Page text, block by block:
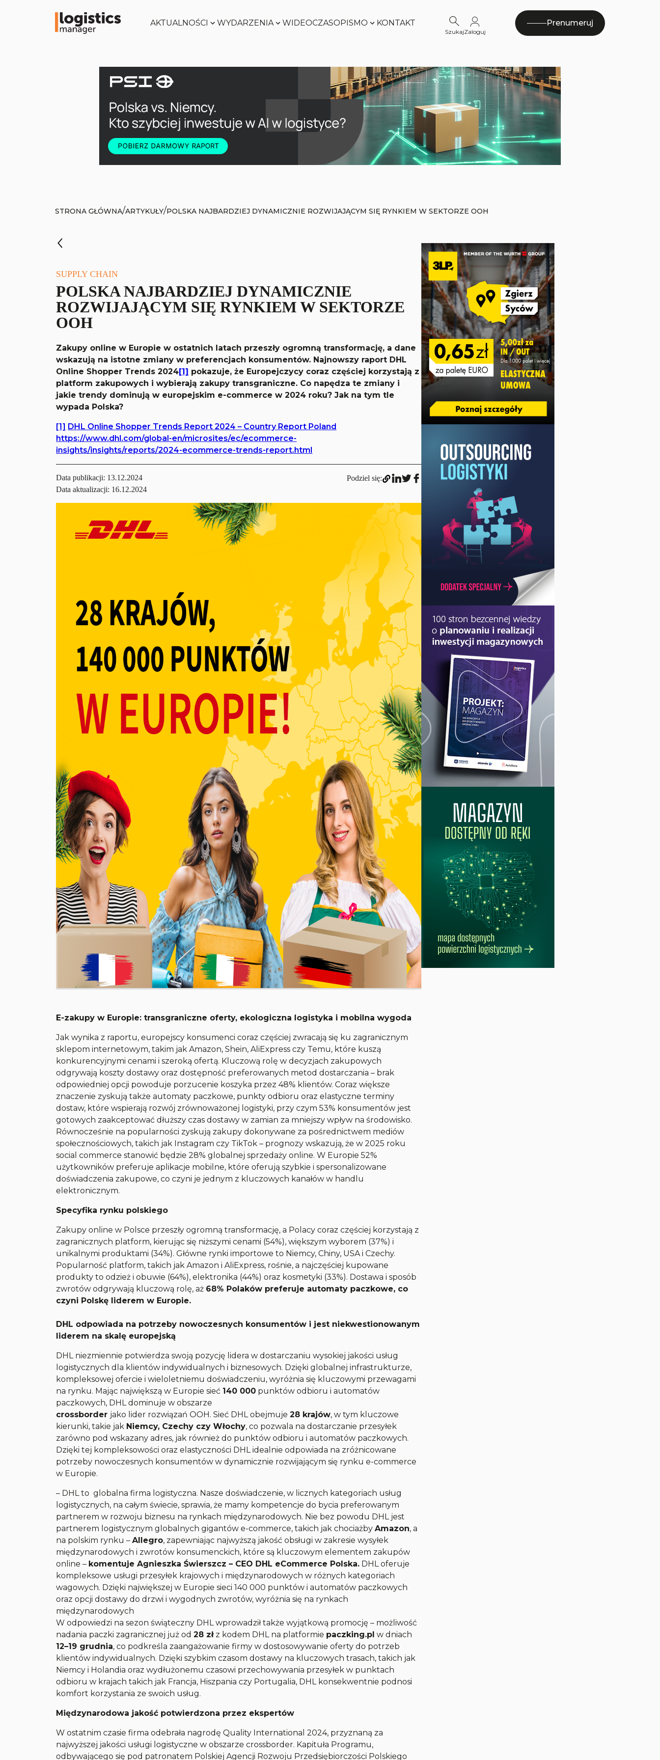
AKTUALNOŚCI WYDARZENIA
Zobacz
WIDEOCZASOPISMO
Zobacz
KONTAKT
SzukajZaloguj
Prenumeruj
Zobacz
STRONA GŁÓWNA/ARTYKUŁY/POLSKA NAJBARDZIEJ DYNAMICZNIE ROZWIJAJĄCYM SIĘ RYNKIEM W SEKTORZE OOH
SUPPLY CHAIN
POLSKA NAJBARDZIEJ DYNAMICZNIE
ROZWIJAJĄCYM SIĘ RYNKIEM W SEKTORZE
OOH
Zakupy online w Europie w ostatnich latach przeszły ogromną transformację, a dane
wskazują na istotne zmiany w preferencjach konsumentów. Najnowszy raport DHL
Online Shopper Trends 2024[1] pokazuje, że Europejczycy coraz częściej korzystają z
platform zakupowych i wybierają zakupy transgraniczne. Co napędza te zmiany i
jakie trendy dominują w europejskim e-commerce w 2024 roku? Jak na tym tle
wypada Polska?
[1] DHL Online Shopper Trends Report 2024 – Country Report Poland
https://www.dhl.com/global-en/microsites/ec/ecommerce-
insights/insights/reports/2024-ecommerce-trends-report.html
Data publikacji: 13.12.2024
Data aktualizacji: 16.12.2024
Podziel się:
E-zakupy w Europie: transgraniczne oferty, ekologiczna logistyka i mobilna wygoda
Jak wynika z raportu, europejscy konsumenci coraz częściej zwracają się ku zagranicznym
sklepom internetowym, takim jak Amazon, Shein, AliExpress czy Temu, które kuszą
konkurencyjnymi cenami i szeroką ofertą. Kluczową rolę w decyzjach zakupowych
odgrywają koszty dostawy oraz dostępność preferowanych metod dostarczania – brak
odpowiedniej opcji powoduje porzucenie koszyka przez 48% klientów. Coraz większe
znaczenie zyskują także automaty paczkowe, punkty odbioru oraz elastyczne terminy
dostaw, które wspierają rozwój zrównoważonej logistyki, przy czym 53% konsumentów jest
gotowych zaakceptować dłuższy czas dostawy w zamian za mniejszy wpływ na środowisko.
Równocześnie na popularności zyskują zakupy dokonywane za pośrednictwem mediów
społecznościowych, takich jak Instagram czy TikTok – prognozy wskazują, że w 2025 roku
social commerce stanowić będzie 28% globalnej sprzedaży online. W Europie 52%
użytkowników preferuje aplikacje mobilne, które oferują szybkie i spersonalizowane
doświadczenia zakupowe, co czyni je jednym z kluczowych kanałów w handlu
elektronicznym.
Specyfika rynku polskiego
Zakupy online w Polsce przeszły ogromną transformację, a Polacy coraz częściej korzystają z
zagranicznych platform, kierując się niższymi cenami (54%), większym wyborem (37%) i
unikalnymi produktami (34%). Główne rynki importowe to Niemcy, Chiny, USA i Czechy.
Popularność platform, takich jak Amazon i AliExpress, rośnie, a najczęściej kupowane
produkty to odzież i obuwie (64%), elektronika (44%) oraz kosmetyki (33%). Dostawa i sposób
zwrotów odgrywają kluczową rolę, aż 68% Polaków preferuje automaty paczkowe, co
czyni Polskę liderem w Europie.
DHL odpowiada na potrzeby nowoczesnych konsumentów i jest niekwestionowanym
liderem na skalę europejską
DHL niezmiennie potwierdza swoją pozycję lidera w dostarczaniu wysokiej jakości usług
logistycznych dla klientów indywidualnych i biznesowych. Dzięki globalnej infrastrukturze,
kompleksowej ofercie i wieloletniemu doświadczeniu, wyróżnia się kluczowymi przewagami
na rynku. Mając największą w Europie sieć 140 000 punktów odbioru i automatów
paczkowych, DHL dominuje w obszarze
crossborder jako lider rozwiązań OOH. Sieć DHL obejmuje28 krajów, w tym kluczowe
kierunki, takie jak Niemcy, Czechy czy Włochy, co pozwala na dostarczanie przesyłek
zarówno pod wskazany adres, jak również do punktów odbioru i automatów paczkowych.
Dzięki tej kompleksowości oraz elastyczności DHL idealnie odpowiada na zróżnicowane
potrzeby nowoczesnych konsumentów w dynamicznie rozwijającym się rynku e-commerce
w Europie.
– DHL to globalna firma logistyczna. Nasze doświadczenie, w licznych kategoriach usług
logistycznych, na całym świecie, sprawia, że mamy kompetencje do bycia preferowanym
partnerem w rozwoju biznesu na rynkach międzynarodowych. Nie bez powodu DHL jest
partnerem logistycznym globalnych gigantów e-commerce, takich jak chociażbyAmazon, a
na polskim rynku –Allegro, zapewniając najwyższą jakość obsługi w zakresie wysyłek
międzynarodowych i zwrotów konsumenckich, które są kluczowym elementem zakupów
online – komentuje Agnieszka Świerszcz – CEO DHL eCommerce Polska. DHL oferuje
kompleksowe usługi przesyłek krajowych i międzynarodowych w różnych kategoriach
wagowych. Dzięki największej w Europie sieci 140 000 punktów i automatów paczkowych
oraz opcji dostawy do drzwi i wygodnych zwrotów, wyróżnia się na rynkach
międzynarodowych
W odpowiedzi na sezon świąteczny DHL wprowadził także wyjątkową promocję – możliwość
nadania paczki zagranicznej już od28 złz kodem DHL na platformie paczking.pl w dniach
12–19 grudnia, co podkreśla zaangażowanie firmy w dostosowywanie oferty do potrzeb
klientów indywidualnych. Dzięki szybkim czasom dostawy na kluczowych trasach, takich jak
Niemcy i Holandia oraz wydłużonemu czasowi przechowywania przesyłek w punktach
odbioru w krajach takich jak Francja, Hiszpania czy Portugalia, DHL konsekwentnie podnosi
komfort korzystania ze swoich usług.
Międzynarodowa jakość potwierdzona przez ekspertów
W ostatnim czasie firma odebrała nagrodę Quality International 2024, przyznaną za
najwyższej jakości usługi logistyczne w obszarze crossborder. Kapituła Programu,
odbywającego się pod patronatem Polskiej Agencji Rozwoju Przedsiębiorczości Polskiego